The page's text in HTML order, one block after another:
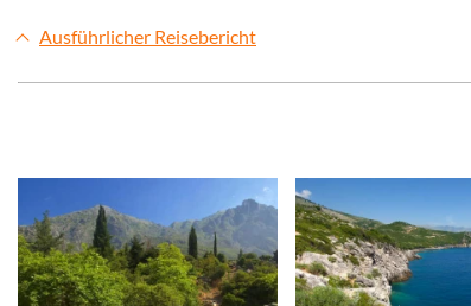
Ausführlicher Reisebericht